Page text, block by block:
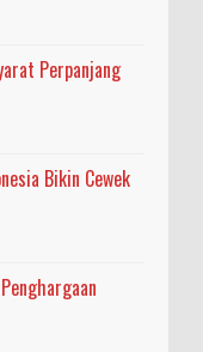
Perpanjang
Bikin Cewek